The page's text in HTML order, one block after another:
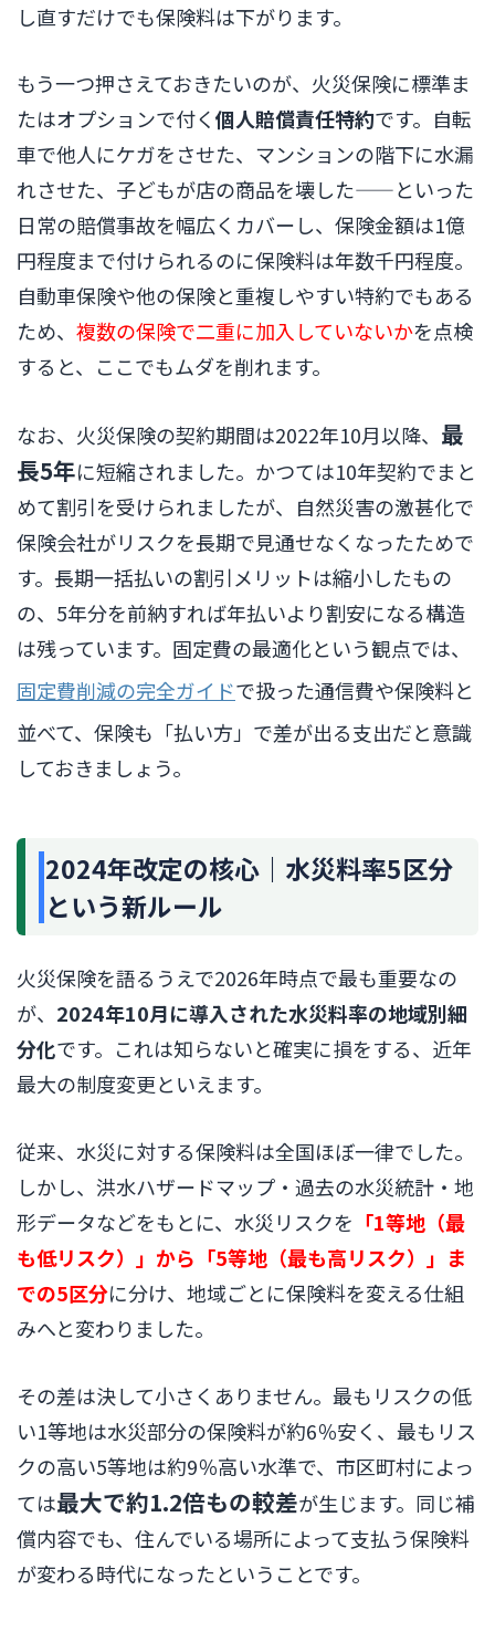
し直すだけでも保険料は下がります。
もう一つ押さえておきたいのが、火災保険に標準ま
たはオプションで付く個人賠償責任特約です。自転
車で他人にケガをさせた、マンションの階下に水漏
れさせた、子どもが店の商品を壊した——といった
日常の賠償事故を幅広くカバーし、保険金額は1億
円程度まで付けられるのに保険料は年数千円程度。
自動車保険や他の保険と重複しやすい特約でもある
ため、 複数の保険で二重に加入していないかを点検
すると、ここでもムダを削れます。
なお、火災保険の契約期間は2022年10月以降、 最
長5年に短縮されました。かつては10年契約でまと
めて割引を受けられましたが、自然災害の激甚化で
保険会社がリスクを長期で見通せなくなったためで
す。長期一括払いの割引メリットは縮小したもの
の、5年分を前納すれば年払いより割安になる構造
は残っています。固定費の最適化という観点では、
固定費削減の完全ガイドで扱った通信費や保険料と
並べて、保険も「払い方」で差が出る支出だと意識
しておきましょう。
2024年改定の核心｜水災料率5区分
という新ルール
火災保険を語るうえで2026年時点で最も重要なの
が、 2024年10月に導入された水災料率の地域別細
分化です。これは知らないと確実に損をする、近年
最大の制度変更といえます。
従来、水災に対する保険料は全国ほぼ一律でした。
しかし、洪水ハザードマップ・過去の水災統計・地
形データなどをもとに、水災リスクを 「1等地（最
も低リスク）」から「5等地（最も高リスク）」ま
での5区分に分け、地域ごとに保険料を変える仕組
みへと変わりました。
その差は決して小さくありません。最もリスクの低
い1等地は水災部分の保険料が約6％安く、最もリス
クの高い5等地は約9％高い水準で、市区町村によっ
ては最大で約1.2倍もの較差が生じます。同じ補
償内容でも、住んでいる場所によって支払う保険料
が変わる時代になったということです。